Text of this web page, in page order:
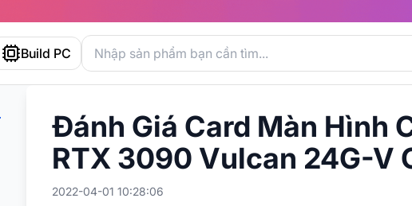
Build PC
Đánh Giá Card Màn Hình
RTX 3090 Vulcan 24G-V
2022-04-01 10:28:06